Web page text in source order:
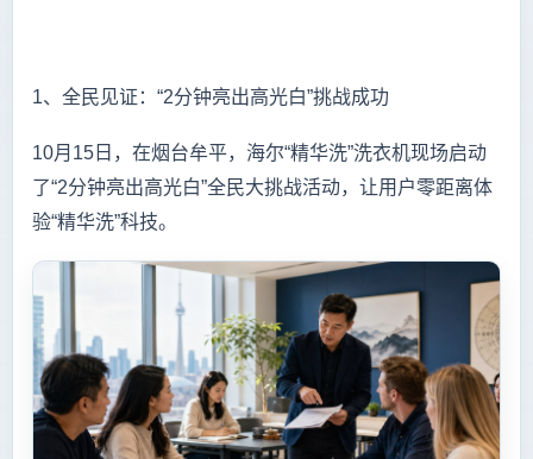
1、全民见证：“2分钟亮出高光白”挑战成功
10月15日，在烟台牟平，海尔“精华洗”洗衣机现场启动
了“2分钟亮出高光白”全民大挑战活动，让用户零距离体
验“精华洗”科技。